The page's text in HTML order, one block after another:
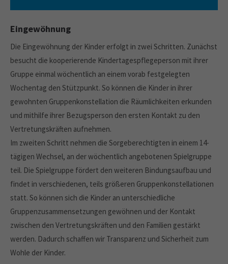
Eingewöhnung
Die Eingewöhnung der Kinder erfolgt in zwei Schritten. Zunächst
besucht die kooperierende Kindertagespflegeperson mit ihrer
Gruppe einmal wöchentlich an einem vorab festgelegten
Wochentag den Stützpunkt. So können die Kinder in ihrer
gewohnten Gruppenkonstellation die Räumlichkeiten erkunden
und mithilfe ihrer Bezugsperson den ersten Kontakt zu den
Vertretungskräften aufnehmen.
Im zweiten Schritt nehmen die Sorgeberechtigten in einem 14-
tägigen Wechsel, an der wöchentlich angebotenen Spielgruppe
teil. Die Spielgruppe fördert den weiteren Bindungsaufbau und
findet in verschiedenen, teils größeren Gruppenkonstellationen
statt. So können sich die Kinder an unterschiedliche
Gruppenzusammensetzungen gewöhnen und der Kontakt
zwischen den Vertretungskräften und den Familien gestärkt
werden. Dadurch schaffen wir Transparenz und Sicherheit zum
Wohle der Kinder.